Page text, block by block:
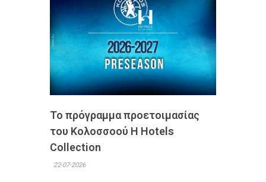
Το πρόγραμμα προετοιμασίας
του Κολοσσoού H Hotels
Collection
22-07-2026